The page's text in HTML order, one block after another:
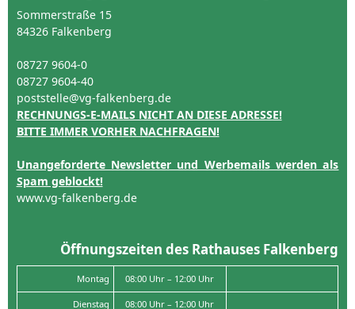
Sommerstraße 15
84326 Falkenberg
08727 9604-0
08727 9604-40
poststelle@vg-falkenberg.de
RECHNUNGS-E-MAILS NICHT AN DIESE ADRESSE!
BITTE IMMER VORHER NACHFRAGEN!
Unangeforderte Newsletter und Werbemails werden als
Spam geblockt!
www.vg-falkenberg.de
Öffnungszeiten des Rathauses Falkenberg
Montag 08:00 Uhr – 12:00 Uhr
Dienstag 08:00 Uhr – 12:00 Uhr